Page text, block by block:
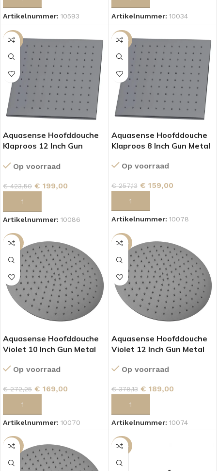
Artikelnummer: 10593 Artikelnummer: 10034
-53%
Aquasense Hoofddouche
Klaproos 12 Inch Gun
Op voorraad
€423,50 € 199,00
Artikelnummer: 10086
-38%
Aquasense Hoofddouche
Klaproos 8 Inch Gun Metal
Op voorraad
€257,13 € 159,00
Artikelnummer: 10078
-38%
Aquasense Hoofddouche
Violet 10 Inch Gun Metal
Op voorraad
€272,25 € 169,00
Artikelnummer: 10070
-50%
Aquasense Hoofddouche
Violet 12 Inch Gun Metal
Op voorraad
€378,13 € 189,00
Artikelnummer: 10074
-34% -58%